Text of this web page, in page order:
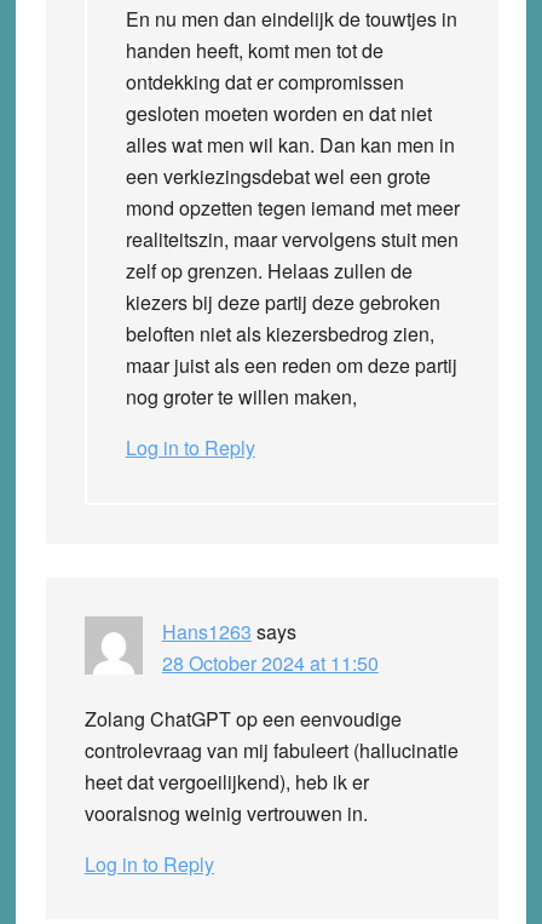
En nu men dan eindelijk de touwtjes in
handen heeft, komt men tot de
ontdekking dat er compromissen
gesloten moeten worden en dat niet
alles wat men wil kan. Dan kan men in
een verkiezingsdebat wel een grote
mond opzetten tegen iemand met meer
realiteitszin, maar vervolgens stuit men
zelf op grenzen. Helaas zullen de
kiezers bij deze partij deze gebroken
beloften niet als kiezersbedrog zien,
maar juist als een reden om deze partij
nog groter te willen maken,
Log in to Reply
Hans1263 says
28 October 2024 at 11:50
Zolang ChatGPT op een eenvoudige
controlevraag van mij fabuleert (hallucinatie
heet dat vergoeilijkend), heb ik er
vooralsnog weinig vertrouwen in.
Log in to Reply